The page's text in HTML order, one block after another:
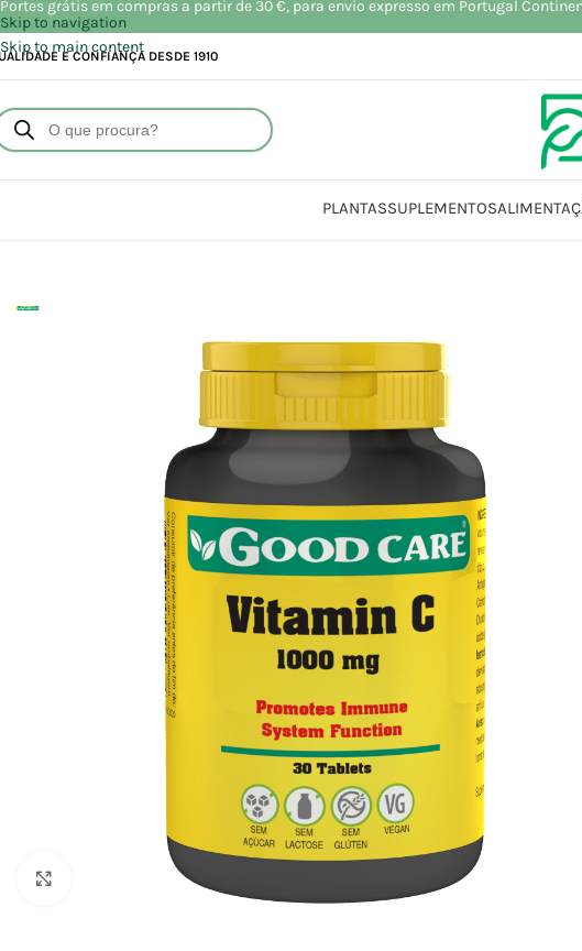
Skip to navigation
Skip to main content
E CONFIANÇA DESDE 1910
PLANTASSUPLEMENTOS
Portes grátis em compras a partir de 30 €, para envio expresso em Portugal